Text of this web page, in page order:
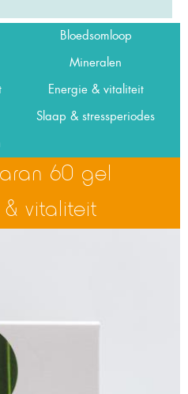
Bloedsomloop
Mineralen
Energie & vitaliteit
Slaap & stressperiodes
60 gel
vitaliteit